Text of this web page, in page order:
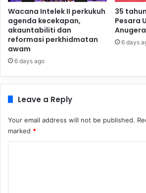
Wacana Intelek II perkukuh
agenda kecekapan,
akauntabiliti dan
reformasi perkhidmatan
awam
6 days ago
35
Pesara
6 days
Leave a Reply
Your email address will not be published.
marked *